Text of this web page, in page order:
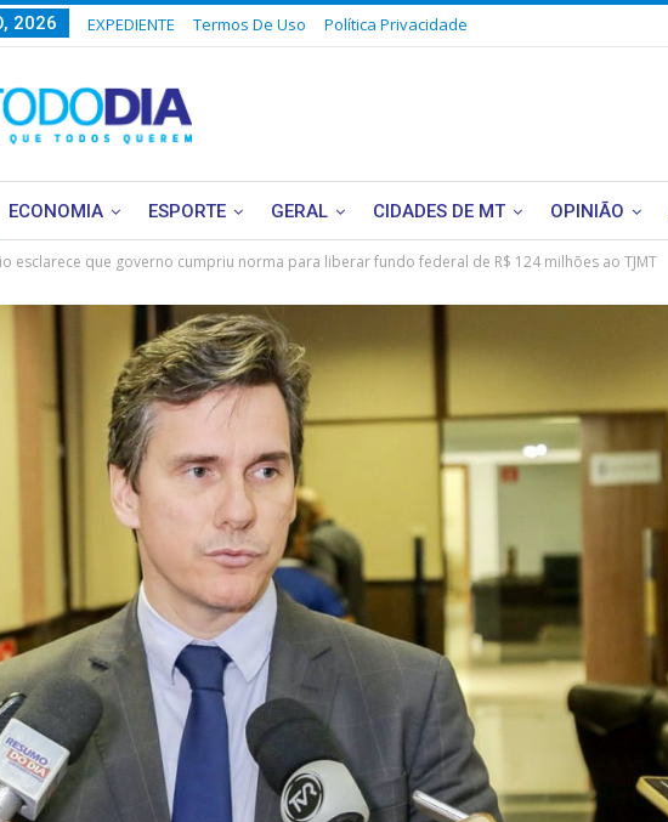
2026 EXPEDIENTE Termos De Uso Política Privacidade
ECONOMIA ESPORTE GERAL CIDADES DE MT OPINIÃO
esclarece que governo cumpriu norma para liberar fundo federal de R$ 124 milhões ao TJMT